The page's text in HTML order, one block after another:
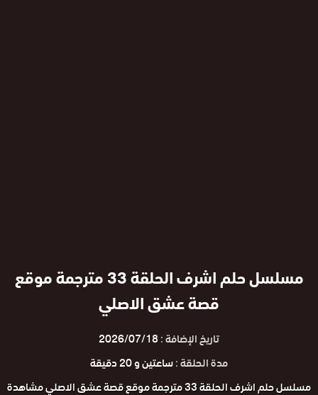
مسلسل حلم اشرف الحلقة 33 مترجمة موقع
قصة عشق الاصلي
تاريخ الإضافة :2026/07/18
مدة الحلقة :ساعتين و 20 دقيقة
مسلسل حلم اشرف الحلقة 33 مترجمة موقع قصة عشق الاصلي مشاهدة